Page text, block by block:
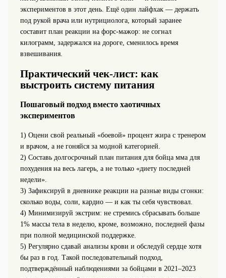
экспериментов в этот день. Ещё один лайфхак — держать
под рукой врача или нутрициолога, который заранее
составит план реакции на форс‑мажор: не согнал
килограмм, задержался на дороге, сменилось время
взвешивания.
Практический чек‑лист: как
выстроить систему питания
Пошаговый подход вместо хаотичных
экспериментов
1) Оцени свой реальный «боевой» процент жира с тренером
и врачом, а не гоняйся за модной категорией.
2) Составь долгосрочный план питания для бойца мма для
похудения на весь лагерь, а не только «диету последней
недели».
3) Зафиксируй в дневнике реакции на разные виды сгонки:
сколько воды, соли, кардио — и как ты себя чувствовал.
4) Минимизируй экстрим: не стремись сбрасывать больше
1% массы тела в неделю, кроме, возможно, последней фазы
при полной медицинской поддержке.
5) Регулярно сдавай анализы крови и обследуй сердце хотя
бы раз в год. Такой последовательный подход,
подтверждённый наблюдениями за бойцами в 2021–2023